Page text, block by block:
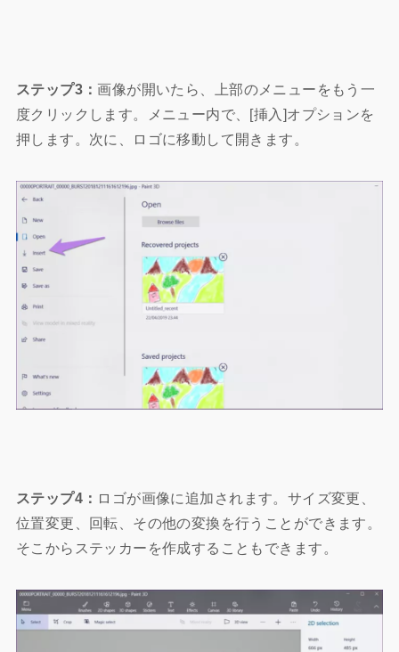
ステップ3：画像が開いたら、上部のメニューをもう一
度クリックします。メニュー内で、[挿入]オプションを
押します。次に、ロゴに移動して開きます。
ステップ4： ロゴが画像に追加されます。サイズ変更、
位置変更、回転、その他の変換を行うことができます。
そこからステッカーを作成することもできます。